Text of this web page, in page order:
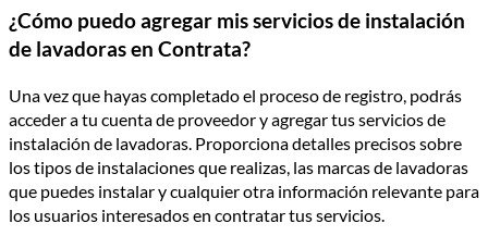
¿Cómo puedo agregar mis servicios de instalación
de lavadoras en Contrata?
Una vez que hayas completado el proceso de registro, podrás
acceder a tu cuenta de proveedor y agregar tus servicios de
instalación de lavadoras. Proporciona detalles precisos sobre
los tipos de instalaciones que realizas, las marcas de lavadoras
que puedes instalar y cualquier otra información relevante para
los usuarios interesados en contratar tus servicios.